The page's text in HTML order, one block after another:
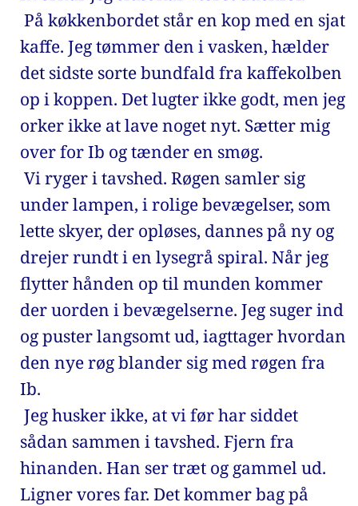
kaffe. Jeg tømmer den i vasken, hælder
det sidste sorte bundfald fra kaffekolben
op i koppen. Det lugter ikke godt, men jeg
orker ikke at lave noget nyt. Sætter mig
over for Ib og tænder en smøg.
under lampen, i rolige bevægelser, som
lette skyer, der opløses, dannes på ny og
drejer rundt i en lysegrå spiral. Når jeg
flytter hånden op til munden kommer
der uorden i bevægelserne. Jeg suger ind
og puster langsomt ud, iagttager hvordan
den nye røg blander sig med røgen fra
Ib.
sådan sammen i tavshed. Fjern fra
hinanden. Han ser træt og gammel ud.
Ligner vores far. Det kommer bag på